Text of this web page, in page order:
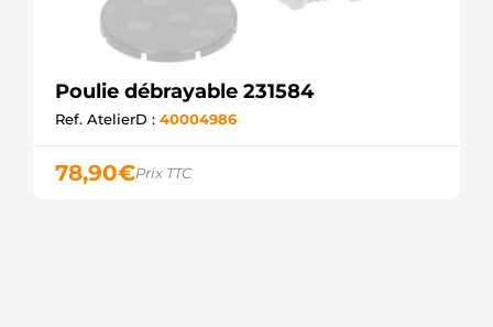
Poulie débrayable 231584
Ref. AtelierD : 40004986
78,90€Prix TTC